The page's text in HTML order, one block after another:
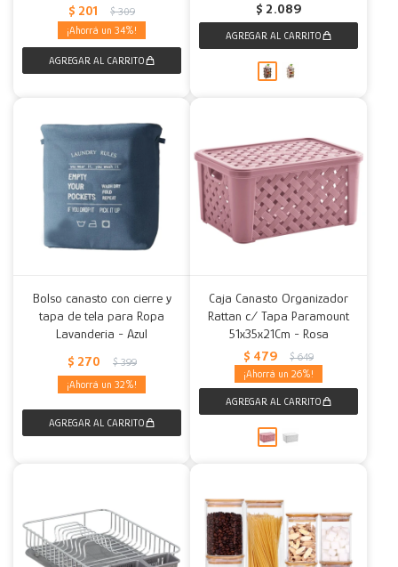
$ 201 $ 309
34
$ 2.089
Bolso canasto con cierre y
tapa de tela para Ropa
Lavanderia - Azul
$ 270 $ 399
32
Caja Canasto Organizador
Rattan c/ Tapa Paramount
51x35x21Cm - Rosa
$ 479 $ 649
26